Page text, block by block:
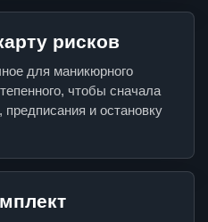
рисков
для маникюрного
чтобы сначала
и остановку